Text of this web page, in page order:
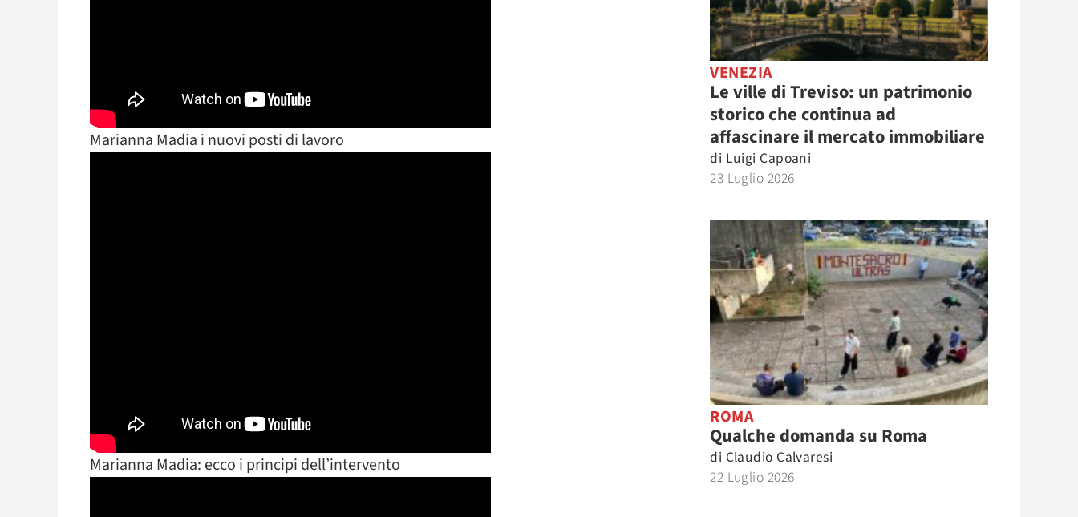
Marianna Madia i nuovi posti di lavoro
Marianna Madia: ecco i principi dell’intervento
VENEZIA
Le ville di Treviso: un patrimonio
storico che continua ad
affascinare il mercato immobiliare
di Luigi Capoani
23 Luglio 2026
ROMA
Qualche domanda su Roma
di Claudio Calvaresi
22 Luglio 2026